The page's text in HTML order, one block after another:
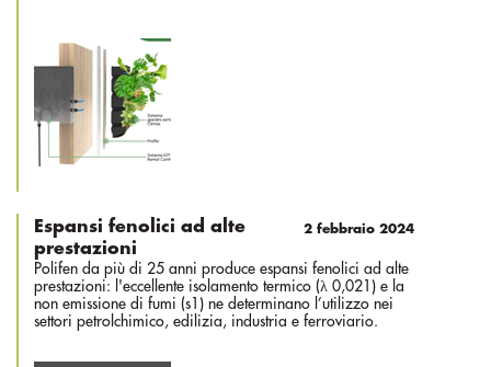
2 febbraio 2024
Espansi fenolici ad alte
prestazioni
Polifen da più di 25 anni produce espansi fenolici ad alte
prestazioni: l'eccellente isolamento termico (λ 0,021) e la
non emissione di fumi (s1) ne determinano l’utilizzo nei
settori petrolchimico, edilizia, industria e ferroviario.